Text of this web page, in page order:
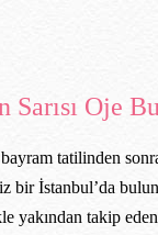
Sarısı Oje
tatilinden
bir İstanbul’da
yakından takip